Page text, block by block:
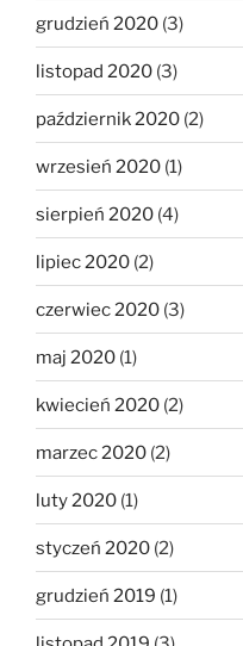
grudzień 2020 (3)
listopad 2020 (3)
październik 2020 (2)
wrzesień 2020 (1)
sierpień 2020 (4)
lipiec 2020 (2)
czerwiec 2020 (3)
maj 2020 (1)
kwiecień 2020 (2)
marzec 2020 (2)
luty 2020 (1)
styczeń 2020 (2)
grudzień 2019 (1)